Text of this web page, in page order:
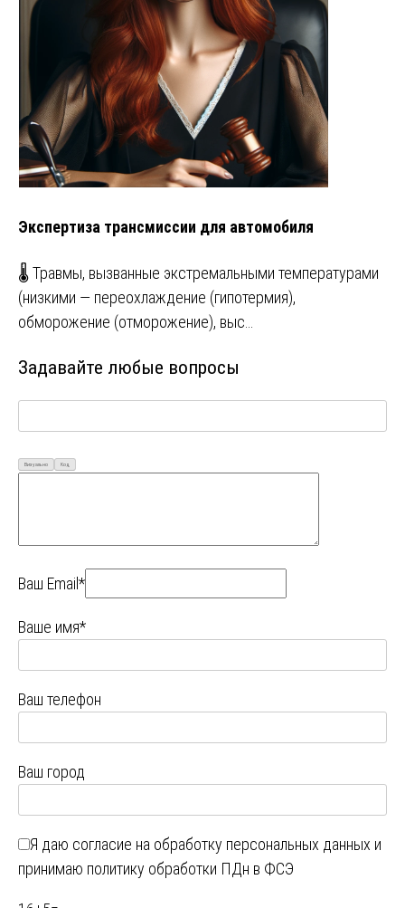
Экспертиза трансмиссии для автомобиля
🌡️ Травмы, вызванные экстремальными температурами
(низкими — переохлаждение (гипотермия),
обморожение (отморожение), выс…
Задавайте любые вопросы
Визуально Код
Ваш Email*
Ваше имя*
Ваш телефон
Ваш город
Я даю согласие на обработку персональных данных и
принимаю политику обработки ПДн в ФСЭ